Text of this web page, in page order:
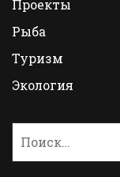
Проекты
Рыба
Туризм
Экология